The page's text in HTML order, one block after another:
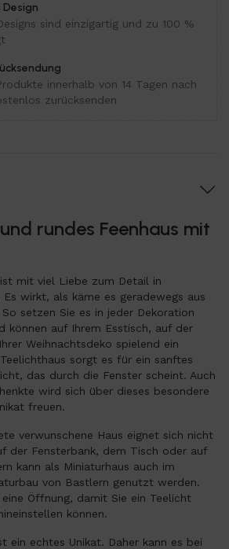
sind einzigartig und zu 100 %
innerhalb von 14 Tagen nach
zurücksenden
rundes Feenhaus mit
ist mit viel Liebe zum Detail in
wirkt, als käme es geradewegs aus
setzen Sie es in jeder Dekoration
können auf Ihrem Esstisch, auf der
Weihnachtsdeko spielend ein
sorgt es für ein sanftes
das durch die Fenster scheint. Auch
wird sich über dieses besondere
freuen.
verwunschene Haus eignet sich nicht
der Fensterbank, dem Tisch oder auf
kann als Miniaturhaus auch im
von Bastlern genutzt werden.
Öffnung, damit Sie ein Teelicht
können.
ein echtes Unikat. Daher kann es bei